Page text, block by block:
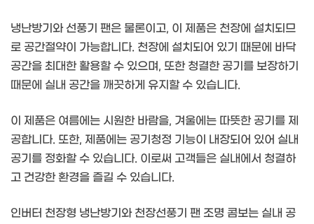
냉난방기와 선풍기 팬은 물론이고, 이 제품은 천장에 설치되므
로 공간절약이 가능합니다. 천장에 설치되어 있기 때문에 바닥
공간을 최대한 활용할 수 있으며, 또한 청결한 공기를 보장하기
때문에 실내 공간을 깨끗하게 유지할 수 있습니다.
이 제품은 여름에는 시원한 바람을, 겨울에는 따뜻한 공기를 제
공합니다. 또한, 제품에는 공기청정 기능이 내장되어 있어 실내
공기를 정화할 수 있습니다. 이로써 고객들은 실내에서 청결하
고 건강한 환경을 즐길 수 있습니다.
인버터 천장형 냉난방기와 천장선풍기 팬 조명 콤보는 실내 공